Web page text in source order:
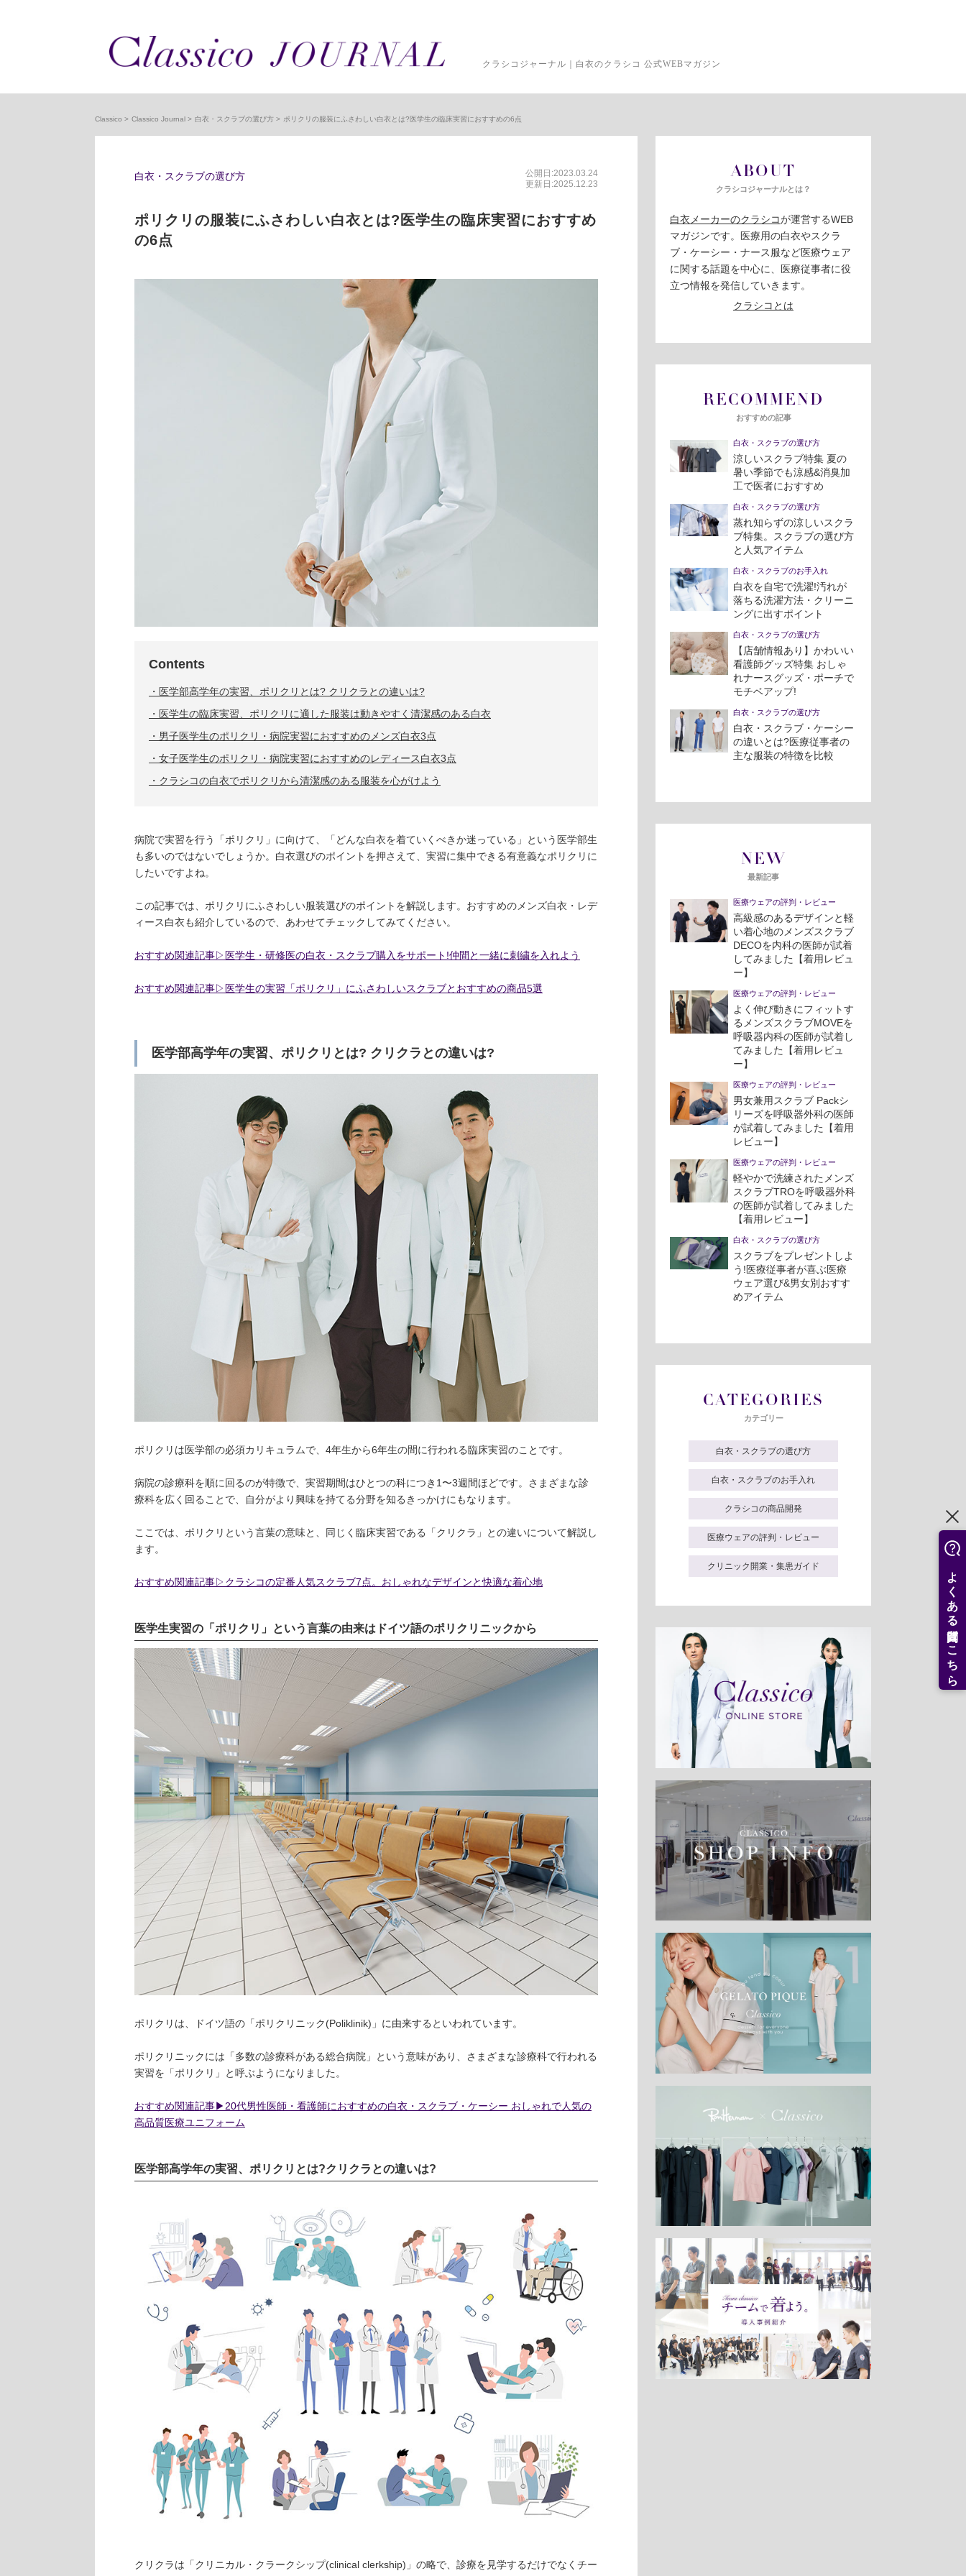
よくある質問はこちら
クラシコジャーナル｜白衣のクラシコ 公式WEBマガジン
Classico Classico Journal 白衣・スクラブの選び方 ポリクリの服装にふさわしい白衣とは?医学生の臨床実習におすすめの6点
白衣・スクラブの選び方
公開日:2023.03.24
更新日:2025.12.23
ポリクリの服装にふさわしい白衣とは?医学生の臨床実習におすすめ
の6点
Contents
医学部高学年の実習、ポリクリとは? クリクラとの違いは?
医学生の臨床実習、ポリクリに適した服装は動きやすく清潔感のある白衣
​​男子医学生のポリクリ・病院実習におすすめのメンズ白衣3点
女子医学生のポリクリ・病院実習におすすめのレディース白衣3点
クラシコの白衣でポリクリから清潔感のある服装を心がけよう
病院で実習を行う「ポリクリ」に向けて、「どんな白衣を着ていくべきか迷っている」という医学部生
も多いのではないでしょうか。白衣選びのポイントを押さえて、実習に集中できる有意義なポリクリに
したいですよね。
この記事では、ポリクリにふさわしい服装選びのポイントを解説します。おすすめのメンズ白衣・レデ
ィース白衣も紹介しているので、あわせてチェックしてみてください。
おすすめ関連記事▷医学生・研修医の白衣・スクラブ購入をサポート!仲間と一緒に刺繍を入れよう
おすすめ関連記事▷医学生の実習「ポリクリ」にふさわしいスクラブとおすすめの商品5選
医学部高学年の実習、ポリクリとは? クリクラとの違いは?
ポリクリは医学部の必須カリキュラムで、4年生から6年生の間に行われる臨床実習のことです。
病院の診療科を順に回るのが特徴で、実習期間はひとつの科につき1〜3週間ほどです。さまざまな診
療科を広く回ることで、自分がより興味を持てる分野を知るきっかけにもなります。
ここでは、ポリクリという言葉の意味と、同じく臨床実習である「クリクラ」との違いについて解説し
ます。
おすすめ関連記事▷クラシコの定番人気スクラブ7点。おしゃれなデザインと快適な着心地
医学生実習の「ポリクリ」という言葉の由来はドイツ語のポリクリニックから
ポリクリは、ドイツ語の「ポリクリニック(Poliklinik)」に由来するといわれています。
ポリクリニックには「多数の診療科がある総合病院」という意味があり、さまざまな診療科で行われる
実習を「ポリクリ」と呼ぶようになりました。
おすすめ関連記事▶︎20代男性医師・看護師におすすめの白衣・スクラブ・ケーシー おしゃれで人気の
高品質医療ユニフォーム
医学部高学年の実習、ポリクリとは?クリクラとの違いは?
クリクラは「クリニカル・クラークシップ(clinical clerkship)」の略で、診療を見学するだけでなくチー
ABOUT
クラシコジャーナルとは？
白衣メーカーのクラシコが運営するWEB
マガジンです。医療用の白衣やスクラ
ブ・ケーシー・ナース服など医療ウェア
に関する話題を中心に、医療従事者に役
立つ情報を発信していきます。
クラシコとは
RECOMMEND
おすすめの記事
白衣・スクラブの選び方
涼しいスクラブ特集 夏の
暑い季節でも涼感&消臭加
工で医者におすすめ
白衣・スクラブの選び方
蒸れ知らずの涼しいスクラ
ブ特集。スクラブの選び方
と人気アイテム
白衣・スクラブのお手入れ
白衣を自宅で洗濯!汚れが
落ちる洗濯方法・クリーニ
ングに出すポイント
白衣・スクラブの選び方
【店舗情報あり】かわいい
看護師グッズ特集 おしゃ
れナースグッズ・ポーチで
モチベアップ!
白衣・スクラブの選び方
白衣・スクラブ・ケーシー
の違いとは?医療従事者の
主な服装の特徴を比較
NEW
最新記事
医療ウェアの評判・レビュー
高級感のあるデザインと軽
い着心地のメンズスクラブ
DECOを内科の医師が試着
してみました【着用レビュ
ー】
医療ウェアの評判・レビュー
よく伸び動きにフィットす
るメンズスクラブMOVEを
呼吸器内科の医師が試着し
てみました【着用レビュ
ー】
医療ウェアの評判・レビュー
男女兼用スクラブ Packシ
リーズを呼吸器外科の医師
が試着してみました【着用
レビュー】
医療ウェアの評判・レビュー
軽やかで洗練されたメンズ
スクラブTROを呼吸器外科
の医師が試着してみました
【着用レビュー】
白衣・スクラブの選び方
スクラブをプレゼントしよ
う!医療従事者が喜ぶ医療
ウェア選び&男女別おすす
めアイテム
CATEGORIES
カテゴリー
白衣・スクラブの選び方
白衣・スクラブのお手入れ
クラシコの商品開発
医療ウェアの評判・レビュー
クリニック開業・集患ガイド